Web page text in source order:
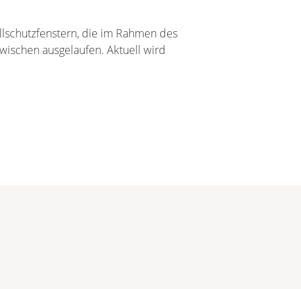
die im Rahmen des
ausgelaufen. Aktuell wird